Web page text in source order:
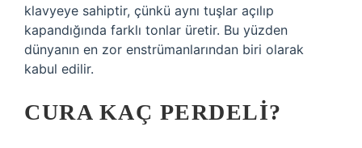
klavyeye sahiptir, çünkü aynı tuşlar açılıp
kapandığında farklı tonlar üretir. Bu yüzden
dünyanın en zor enstrümanlarından biri olarak
kabul edilir.
CURA KAÇ PERDELI?